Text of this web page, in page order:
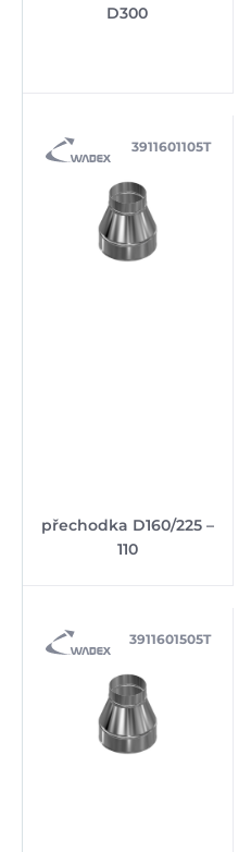
D300
přechodka D160/225 –
110
3911601105T
3911601505T